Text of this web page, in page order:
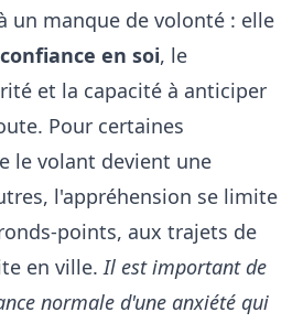
un manque de volonté : elle
confiance en soi, le
et la capacité à anticiper
Pour certaines
le volant devient une
l'appréhension se limite
points, aux trajets de
en ville.Il est important de
normale d'une anxiété qui